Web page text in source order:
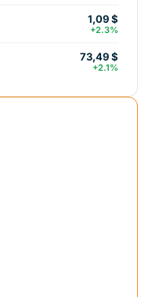
1,09 $
+2.3%
73,49 $
+2.1%